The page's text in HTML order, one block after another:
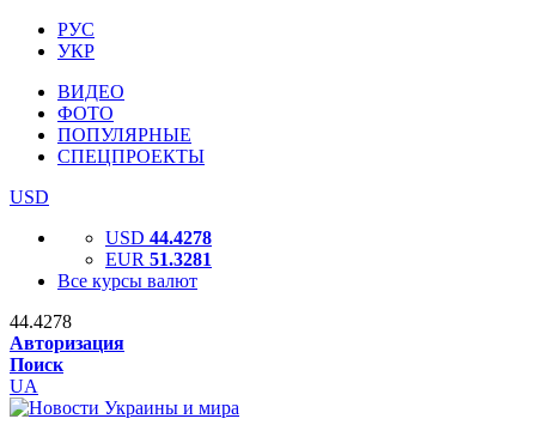
РУС
УКР
ВИДЕО
ФОТО
ПОПУЛЯРНЫЕ
СПЕЦПРОЕКТЫ
USD
USD 44.4278
EUR 51.3281
Все курсы валют
44.4278
Авторизация
Поиск
UA